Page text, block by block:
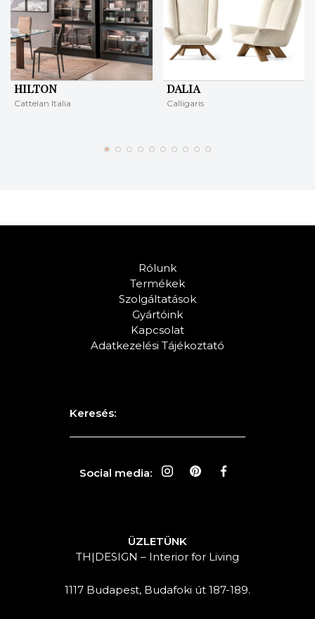
HILTON
Cattelan Italia
DALIA
Calligaris
Rólunk
Termékek
Szolgáltatások
Gyártóink
Kapcsolat
Adatkezelési Tájékoztató
Keresés:
Social media:
ÜZLETÜNK
TH|DESIGN – Interior for Living
1117 Budapest, Budafoki út 187-189.